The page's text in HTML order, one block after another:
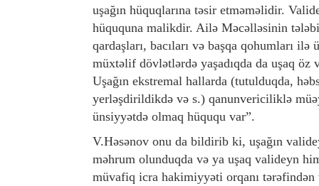
uşağın hüquqlarına təsir etməməlidir.
hüququna malikdir. Ailə Məcəlləsinin
qardaşları, bacıları və başqa qohumları
müxtəlif dövlətlərdə yaşadıqda da uşaq
Uşağın ekstremal hallarda (tutulduqda,
yerləşdirildikdə və s.) qanunvericiliklə
ünsiyyətdə olmaq hüququ var”.
V.Həsənov onu da bildirib ki, uşağın
məhrum olunduqda və ya uşaq valideyn
müvafiq icra hakimiyyəti orqanı tərəfindən